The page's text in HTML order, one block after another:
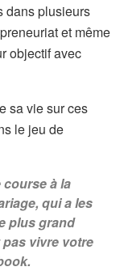
dans plusieurs
et même
objectif avec
sa vie sur ces
le jeu de
course à la
qui a les
plus grand
vivre votre